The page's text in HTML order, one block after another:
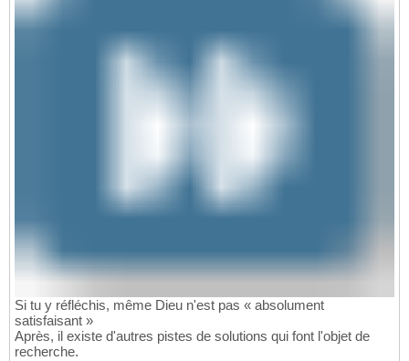
Si tu y réfléchis, même Dieu n'est pas « absolument
satisfaisant »
Après, il existe d'autres pistes de solutions qui font l'objet de
recherche.